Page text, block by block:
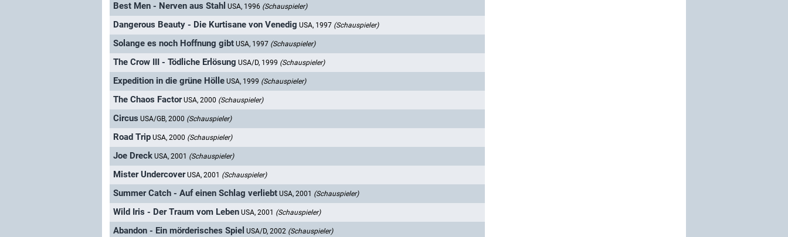
Best Men - Nerven aus Stahl USA, 1996 (Schauspieler)
Dangerous Beauty - Die Kurtisane von Venedig USA, 1997 (Schauspieler)
Solange es noch Hoffnung gibt USA, 1997 (Schauspieler)
The Crow III - Tödliche Erlösung USA/D, 1999 (Schauspieler)
Expedition in die grüne Hölle USA, 1999 (Schauspieler)
The Chaos Factor USA, 2000 (Schauspieler)
Circus USA/GB, 2000 (Schauspieler)
Road Trip USA, 2000 (Schauspieler)
Joe Dreck USA, 2001 (Schauspieler)
Mister Undercover USA, 2001 (Schauspieler)
Summer Catch - Auf einen Schlag verliebt USA, 2001 (Schauspieler)
Wild Iris - Der Traum vom Leben USA, 2001 (Schauspieler)
Abandon - Ein mörderisches Spiel USA/D, 2002 (Schauspieler)